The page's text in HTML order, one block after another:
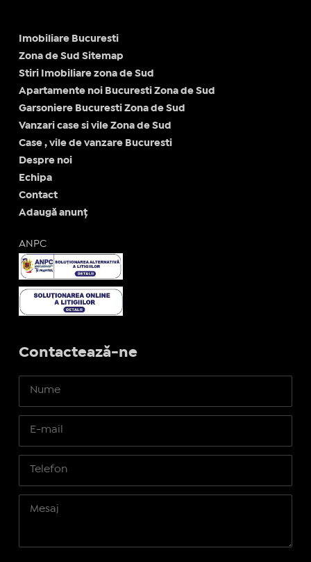
Imobiliare Bucuresti
Zona de Sud Sitemap
Stiri Imobiliare zona de Sud
Apartamente noi Bucuresti Zona de Sud
Garsoniere Bucuresti Zona de Sud
Vanzari case si vile Zona de Sud
Case , vile de vanzare Bucuresti
Despre noi
Echipa
Contact
Adaugă anunț
ANPC
Contactează-ne